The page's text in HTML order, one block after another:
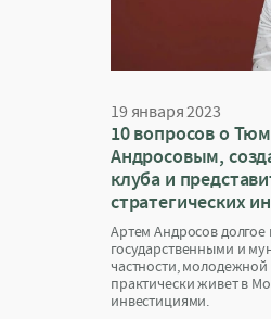
19 января 2023
10 вопросов о
Андросовым,
клуба и
стратегических
Артем Андросов долгое
государственными и
частности,
практически живет в
инвестициями.